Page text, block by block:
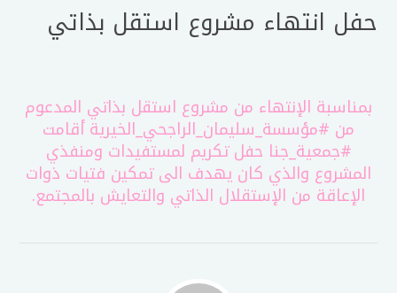
حفل انتهاء مشروع استقل بذاتي
بمناسبة الإنتهاء من مشروع استقل بذاتي المدعوم
من #مؤسسة_سليمان_الراجحي_الخيريةأقامت
#جمعية_جنا حفل تكريم لمستفيدات ومنفذي
المشروع والذي كان يهدف الى تمكين فتيات ذوات
الإعاقة من الإستقلال الذاتي والتعايش بالمجتمع.